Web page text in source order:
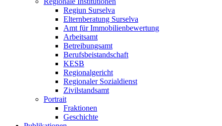
Regiun Surselva
Elternberatung Surselva
Amt für Immobilienbewertung
Arbeitsamt
Betreibungsamt
Berufsbeistandschaft
KESB
Regionalgericht
Regionaler Sozialdienst
Zivilstandsamt
Portrait
Fraktionen
Geschichte